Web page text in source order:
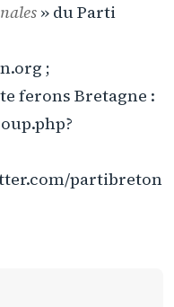
» du Parti
;
ferons Bretagne :
partibreton